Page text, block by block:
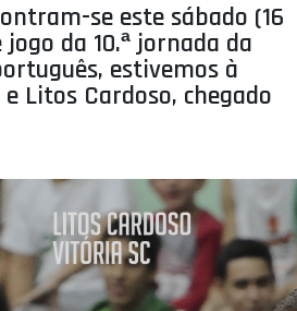
se este sábado (16
da 10.ª jornada da
estivemos à
Litos Cardoso, chegado